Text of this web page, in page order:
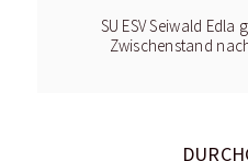
SU ESV Seiwald
Zwischenstand